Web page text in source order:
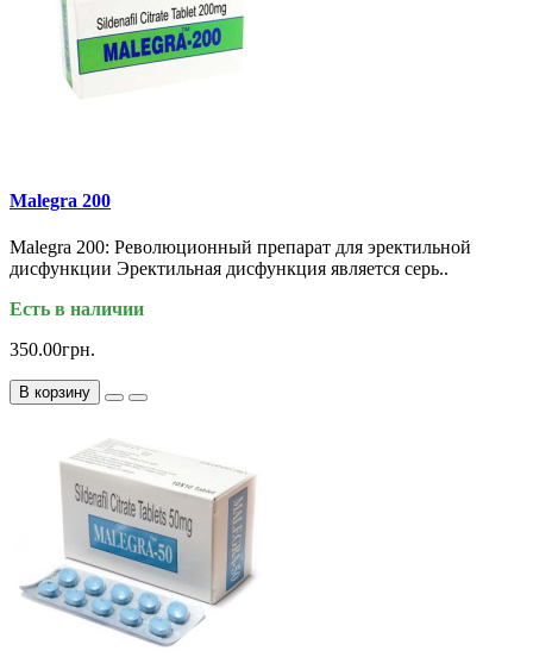
Malegra 200
Malegra 200: Революционный препарат для эректильной
дисфункции Эректильная дисфункция является серь..
Есть в наличии
350.00грн.
В корзину